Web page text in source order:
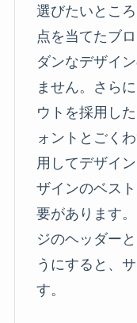
選びたいとこ
点を当てたブ
ダンなデザイ
ません。さら
ウトを採用し
ォントとごく
用してデザイ
ザインのベス
要があります
ジのヘッダー
うにすると、
す。